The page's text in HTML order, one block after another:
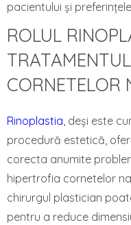
pacientului și
ROLUL
CORNETELOR
Rinoplastia, deși este
procedură estetică,
corecta anumite
hipertrofia cornetelor
chirurgul plastician
pentru a reduce